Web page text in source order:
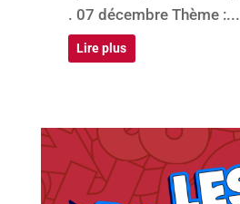
. 07 décembre Thème :...
Lire plus